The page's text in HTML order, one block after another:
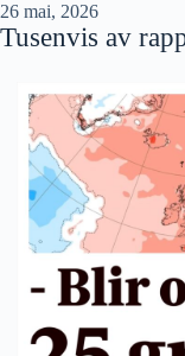
26 mai, 2026
Tusenvis av